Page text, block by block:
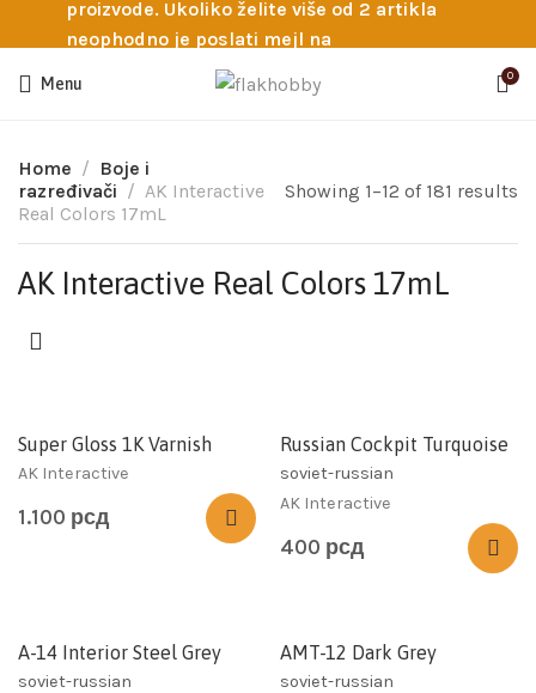
proizvode. Ukoliko želite više od 2 artikla
neophodno je poslati mejl na
info@flakhobby.com sa preciznim šiframa
proizvoda. Svakako nas možete pozvati
potrebna pomoć oko odabira.
Menu 0
Home
Boje i
razređivači
AK Interactive
Real Colors 17mL
Showing 1–12 of 181 results
AK Interactive Real Colors 17mL
Super Gloss 1K Varnish
AK Interactive
1.100 рсд
Russian Cockpit Turquoise
soviet-russian
AK Interactive
400 рсд
A-14 Interior Steel Grey
soviet-russian
AMT-12 Dark Grey
soviet-russian